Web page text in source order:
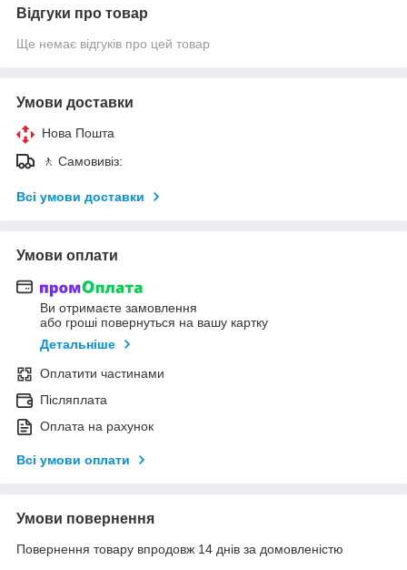
Відгуки про товар
Ще немає відгуків про цей товар
Умови доставки
Нова Пошта
🚶 Самовивіз:
Всі умови доставки
Умови оплати
Ви отримаєте замовлення
або гроші повернуться на вашу картку
Детальніше
Оплатити частинами
Післяплата
Оплата на рахунок
Всі умови оплати
Умови повернення
Повернення товару впродовж 14 днів за домовленістю